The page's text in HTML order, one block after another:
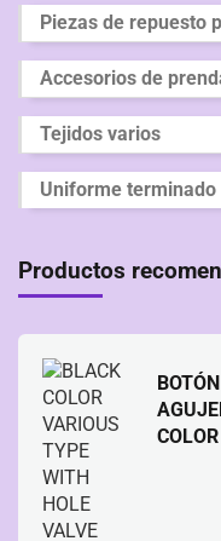
Piezas de repuesto
Accesorios de
Tejidos varios
Uniforme terminado
Productos